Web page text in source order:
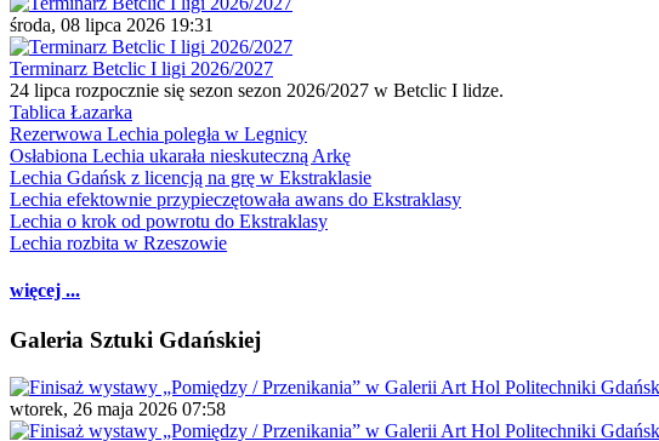
środa, 08 lipca 2026 19:31
Terminarz Betclic I ligi 2026/2027
24 lipca rozpocznie się sezon sezon 2026/2027 w Betclic I lidze.
Tablica Łazarka
Rezerwowa Lechia poległa w Legnicy
Osłabiona Lechia ukarała nieskuteczną Arkę
Lechia Gdańsk z licencją na grę w Ekstraklasie
Lechia efektownie przypieczętowała awans do Ekstraklasy
Lechia o krok od powrotu do Ekstraklasy
Lechia rozbita w Rzeszowie
więcej ...
Galeria Sztuki Gdańskiej
wtorek, 26 maja 2026 07:58